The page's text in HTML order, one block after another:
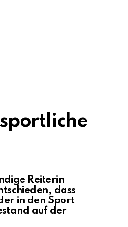
Reiterin
dass
in den Sport
auf der